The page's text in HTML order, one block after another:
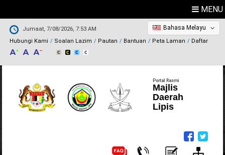
MENU
Jumaat, 7/08/2026, 7:53 AM
Hubungi Kami
Soalan Lazim Pautan Bantuan Peta Laman Daftar
Bahasa Melayu
Portal Rasmi
Majlis
Daerah
Lipis